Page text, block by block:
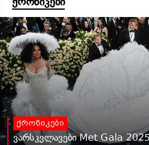
ქრონიკები
ვარსკვლავები Met Gala